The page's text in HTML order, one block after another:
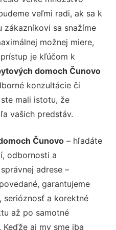
veľmi radi, ak sa k
zákazníkovi sa snažíme
možnej miere,
je kľúčom k
domoch Čunovo
konzultácie či
mali istotu, že
vašich predstáv.
Čunovo – hľadáte
odbornosti a
adrese –
garantujeme
serióznosť a korektné
až po samotné
aj my sme iba